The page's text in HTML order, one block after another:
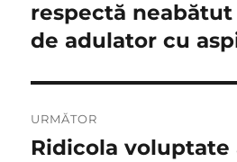
articole
anterior:
respectă
de adulator cu
URMĂTOR
Articolul
Ridicola voluptate